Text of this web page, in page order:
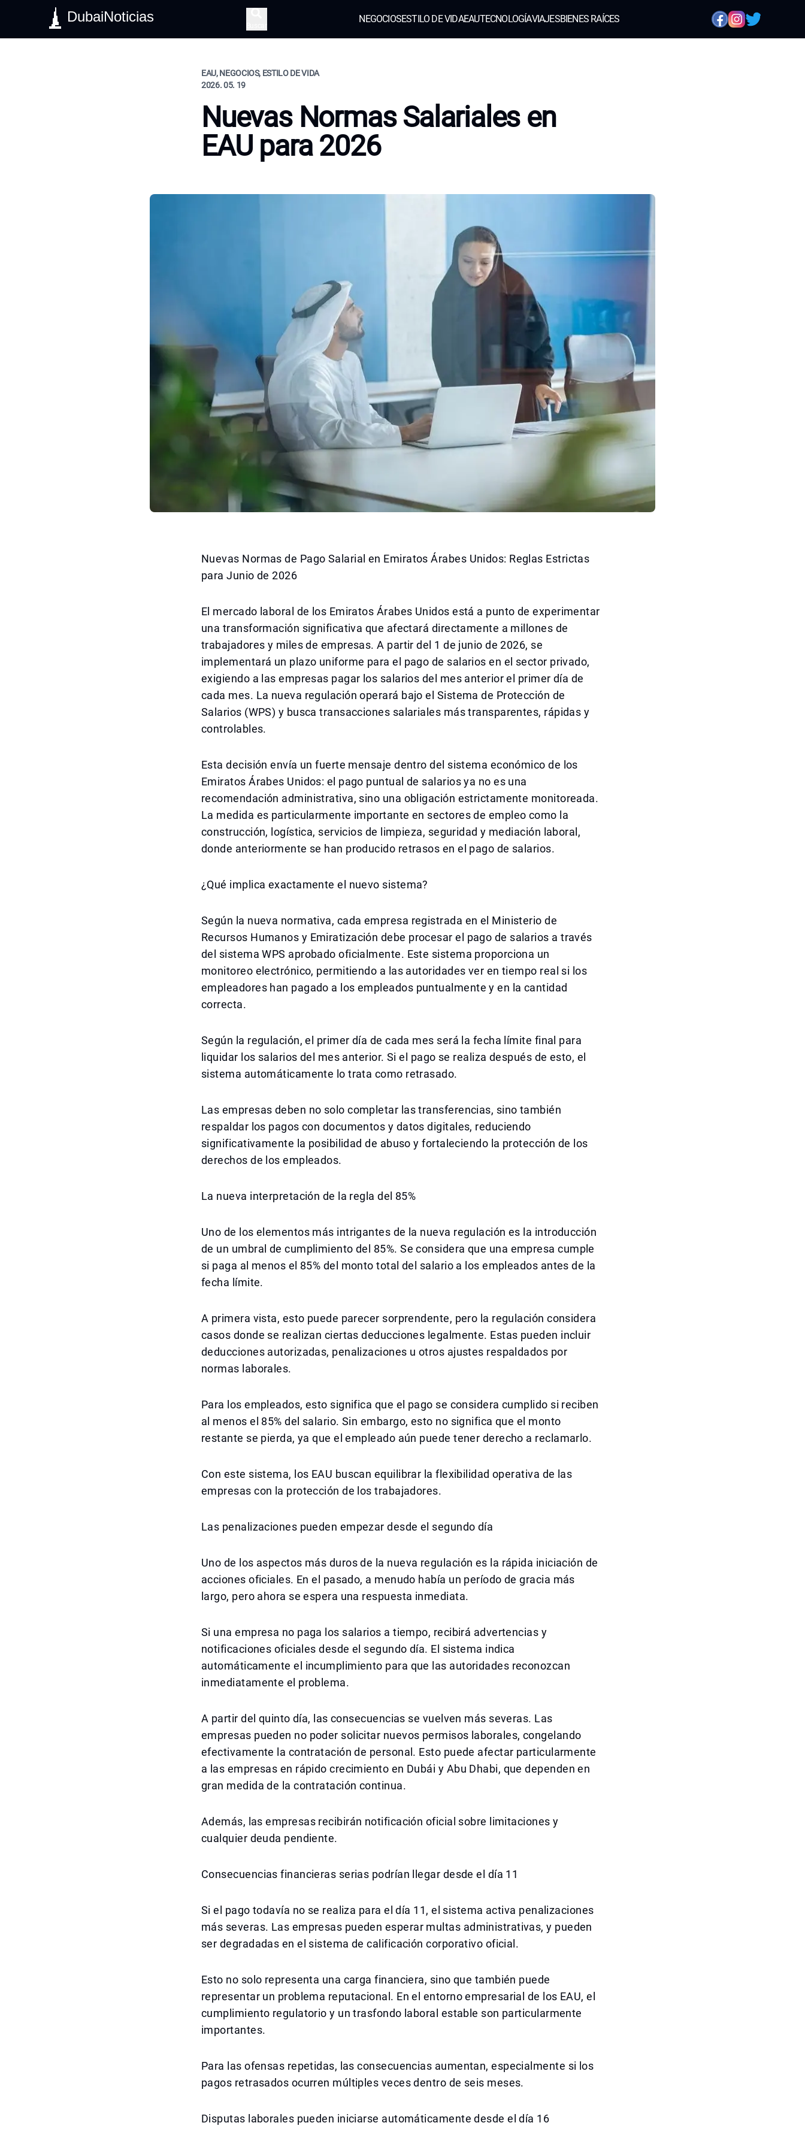
DubaiNoticias NEGOCIOSESTILO DE VIDAEAUTECNOLOGÍAVIAJESBIENES RAÍCES
EAU, NEGOCIOS, ESTILO DE VIDA
2026. 05. 19
Nuevas Normas Salariales en
EAU para 2026
Nuevas Normas de Pago Salarial en Emiratos Árabes Unidos: Reglas Estrictas
para Junio de 2026
El mercado laboral de los Emiratos Árabes Unidos está a punto de experimentar
una transformación significativa que afectará directamente a millones de
trabajadores y miles de empresas. A partir del 1 de junio de 2026, se
implementará un plazo uniforme para el pago de salarios en el sector privado,
exigiendo a las empresas pagar los salarios del mes anterior el primer día de
cada mes. La nueva regulación operará bajo el Sistema de Protección de
Salarios (WPS) y busca transacciones salariales más transparentes, rápidas y
controlables.
Esta decisión envía un fuerte mensaje dentro del sistema económico de los
Emiratos Árabes Unidos: el pago puntual de salarios ya no es una
recomendación administrativa, sino una obligación estrictamente monitoreada.
La medida es particularmente importante en sectores de empleo como la
construcción, logística, servicios de limpieza, seguridad y mediación laboral,
donde anteriormente se han producido retrasos en el pago de salarios.
¿Qué implica exactamente el nuevo sistema?
Según la nueva normativa, cada empresa registrada en el Ministerio de
Recursos Humanos y Emiratización debe procesar el pago de salarios a través
del sistema WPS aprobado oficialmente. Este sistema proporciona un
monitoreo electrónico, permitiendo a las autoridades ver en tiempo real si los
empleadores han pagado a los empleados puntualmente y en la cantidad
correcta.
Según la regulación, el primer día de cada mes será la fecha límite final para
liquidar los salarios del mes anterior. Si el pago se realiza después de esto, el
sistema automáticamente lo trata como retrasado.
Las empresas deben no solo completar las transferencias, sino también
respaldar los pagos con documentos y datos digitales, reduciendo
significativamente la posibilidad de abuso y fortaleciendo la protección de los
derechos de los empleados.
La nueva interpretación de la regla del 85%
Uno de los elementos más intrigantes de la nueva regulación es la introducción
de un umbral de cumplimiento del 85%. Se considera que una empresa cumple
si paga al menos el 85% del monto total del salario a los empleados antes de la
fecha límite.
A primera vista, esto puede parecer sorprendente, pero la regulación considera
casos donde se realizan ciertas deducciones legalmente. Estas pueden incluir
deducciones autorizadas, penalizaciones u otros ajustes respaldados por
normas laborales.
Para los empleados, esto significa que el pago se considera cumplido si reciben
al menos el 85% del salario. Sin embargo, esto no significa que el monto
restante se pierda, ya que el empleado aún puede tener derecho a reclamarlo.
Con este sistema, los EAU buscan equilibrar la flexibilidad operativa de las
empresas con la protección de los trabajadores.
Las penalizaciones pueden empezar desde el segundo día
Uno de los aspectos más duros de la nueva regulación es la rápida iniciación de
acciones oficiales. En el pasado, a menudo había un período de gracia más
largo, pero ahora se espera una respuesta inmediata.
Si una empresa no paga los salarios a tiempo, recibirá advertencias y
notificaciones oficiales desde el segundo día. El sistema indica
automáticamente el incumplimiento para que las autoridades reconozcan
inmediatamente el problema.
A partir del quinto día, las consecuencias se vuelven más severas. Las
empresas pueden no poder solicitar nuevos permisos laborales, congelando
efectivamente la contratación de personal. Esto puede afectar particularmente
a las empresas en rápido crecimiento en Dubái y Abu Dhabi, que dependen en
gran medida de la contratación continua.
Además, las empresas recibirán notificación oficial sobre limitaciones y
cualquier deuda pendiente.
Consecuencias financieras serias podrían llegar desde el día 11
Si el pago todavía no se realiza para el día 11, el sistema activa penalizaciones
más severas. Las empresas pueden esperar multas administrativas, y pueden
ser degradadas en el sistema de calificación corporativo oficial.
Esto no solo representa una carga financiera, sino que también puede
representar un problema reputacional. En el entorno empresarial de los EAU, el
cumplimiento regulatorio y un trasfondo laboral estable son particularmente
importantes.
Para las ofensas repetidas, las consecuencias aumentan, especialmente si los
pagos retrasados ocurren múltiples veces dentro de seis meses.
Disputas laborales pueden iniciarse automáticamente desde el día 16